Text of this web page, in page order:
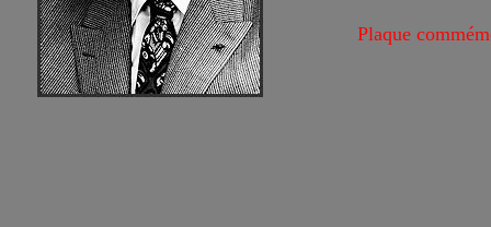
Plaque